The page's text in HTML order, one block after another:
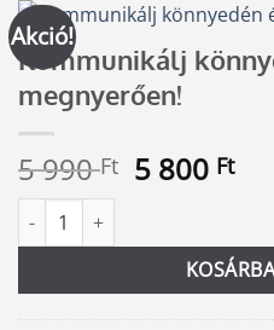
Akció!
Kommunikálj
megnyerően!
5 990Ft Original
5
990 Ft.
5 800 Ft
5
Kommunikálj könnyedén és
Alternative: